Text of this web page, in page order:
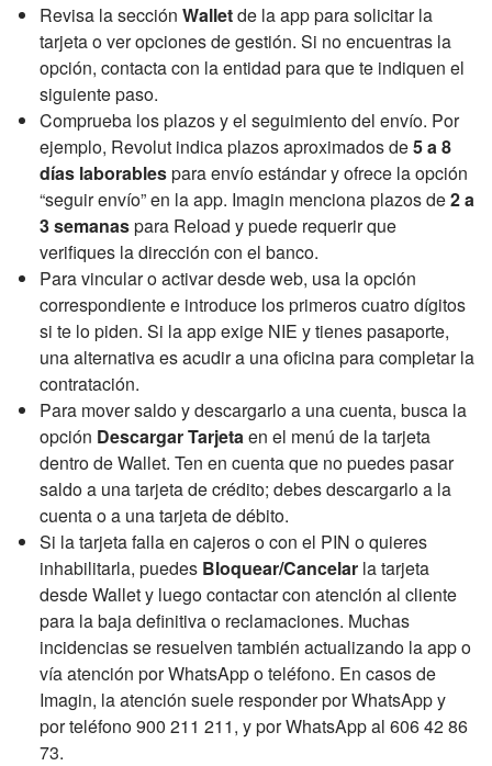
Revisa la sección Walletde la app para solicitar la
tarjeta o ver opciones de gestión. Si no encuentras la
opción, contacta con la entidad para que te indiquen el
siguiente paso.
Comprueba los plazos y el seguimiento del envío. Por
ejemplo, Revolut indica plazos aproximados de5 a 8
días laborablespara envío estándar y ofrece la opción
“seguir envío” en la app. Imagin menciona plazos de2 a
3 semanaspara Reload y puede requerir que
verifiques la dirección con el banco.
Para vincular o activar desde web, usa la opción
correspondiente e introduce los primeros cuatro dígitos
si te lo piden. Si la app exige NIE y tienes pasaporte,
una alternativa es acudir a una oficina para completar la
contratación.
Para mover saldo y descargarlo a una cuenta, busca la
opción Descargar Tarjetaen el menú de la tarjeta
dentro de Wallet. Ten en cuenta que no puedes pasar
saldo a una tarjeta de crédito; debes descargarlo a la
cuenta o a una tarjeta de débito.
Si la tarjeta falla en cajeros o con el PIN o quieres
inhabilitarla, puedes Bloquear/Cancelar la tarjeta
desde Wallet y luego contactar con atención al cliente
para la baja definitiva o reclamaciones. Muchas
incidencias se resuelven también actualizando la app o
vía atención por WhatsApp o teléfono. En casos de
Imagin, la atención suele responder por WhatsApp y
por teléfono 900 211 211, y por WhatsApp al 606 42 86
73.